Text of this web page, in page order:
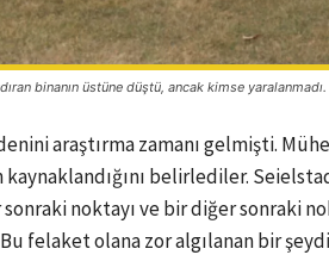
binanın üstüne düştü, ancak kimse yaralanmadı.
araştırma zamanı gelmişti.
belirlediler.
noktayı ve bir diğer sonraki
felaket olana zor algılanan bir